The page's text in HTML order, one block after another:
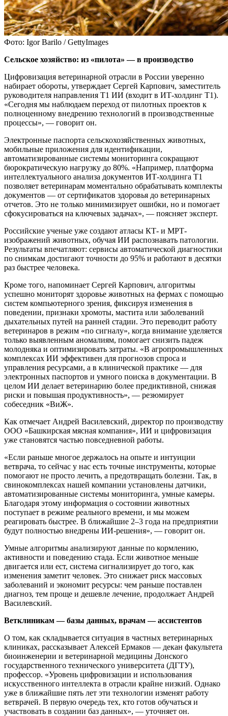
Фото: Igor Barilo / GettyImages
Сельское хозяйство: из «пилота» — в производство
Цифровизация ветеринарной отрасли в России уверенно
набирает обороты, утверждает Сергей Карпович, заместитель
руководителя направления Т1 ИИ (входит в ИТ-холдинг Т1).
«Сегодня мы наблюдаем переход от пилотных проектов к
полноценному внедрению технологий в производственные
процессы», — говорит он.
Электронные паспорта сельскохозяйственных животных,
мобильные приложения для идентификации,
автоматизированные системы мониторинга сокращают
бюрократическую нагрузку до 80%. «Например, платформа
интеллектуального анализа документов ИТ-холдинга Т1
позволяет ветеринарам моментально обрабатывать комплекты
документов — от сертификатов здоровья до ветеринарных
отчетов. Это не только минимизирует ошибки, но и помогает
сфокусироваться на ключевых задачах», — поясняет эксперт.
Российские ученые уже создают атласы КТ- и МРТ-
изображений животных, обучая ИИ распознавать патологии.
Результаты впечатляют: сервисы автоматической диагностики
по снимкам достигают точности до 95% и работают в десятки
раз быстрее человека.
Кроме того, напоминает Сергей Карпович, алгоритмы
успешно мониторят здоровье животных на фермах с помощью
систем компьютерного зрения, фиксируя изменения в
поведении, признаки хромоты, мастита или заболеваний
дыхательных путей на ранней стадии. Это переводит работу
ветеринаров в режим «по сигналу», когда внимание уделяется
только выявленным аномалиям, помогает снизить падеж
молодняка и оптимизировать затраты. «В агропромышленных
комплексах ИИ эффективен для прогнозов спроса и
управления ресурсами, а в клинической практике — для
электронных паспортов и умного поиска в документации. В
целом ИИ делает ветеринарию более предиктивной, снижая
риски и повышая продуктивность», — резюмирует
собеседник «ВиЖ».
Как отмечает Андрей Василевский, директор по производству
ООО «Башкирская мясная компания», ИИ и цифровизация
уже становятся частью повседневной работы.
«Если раньше многое держалось на опыте и интуиции
ветврача, то сейчас у нас есть точные инструменты, которые
помогают не просто лечить, а предотвращать болезни. Так, в
свинокомплексах нашей компании установлены датчики,
автоматизированные системы мониторинга, умные камеры.
Благодаря этому информация о состоянии животных
поступает в режиме реального времени, и мы можем
реагировать быстрее. В ближайшие 2–3 года на предприятии
будут полностью внедрены ИИ-решения», — говорит он.
Умные алгоритмы анализируют данные по кормлению,
активности и поведению стада. Если животное меньше
двигается или ест, система сигнализирует до того, как
изменения заметит человек. Это снижает риск массовых
заболеваний и экономит ресурсы: чем раньше поставлен
диагноз, тем проще и дешевле лечение, продолжает Андрей
Василевский.
Ветклиникам—базы данных, врачам — ассистентов
О том, как складывается ситуация в частных ветеринарных
клиниках, рассказывает Алексей Ермаков — декан факультета
биоинженерии и ветеринарной медицины Донского
государственного технического университета (ДГТУ),
профессор. «Уровень цифровизации и использования
искусственного интеллекта в отрасли крайне низкий. Однако
уже в ближайшие пять лет эти технологии изменят работу
ветврачей. В первую очередь тех, кто готов обучаться и
участвовать в создании баз данных», — уточняет он.